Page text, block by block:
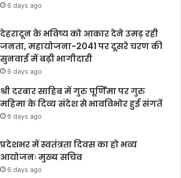
6 days ago
देहरादून के भविष्य को आकार देने उमड़ रही
जनता, महायोजना-2041 पर दूसरे चरण की
सुनवाई में बढ़ी भागीदारी
6 days ago
श्री दरबार साहिब में गुरु पूर्णिमा पर गुरु
महिमा के दिव्य संदेश से भावविभोर हुई संगतें
6 days ago
प्रदेशभर में स्वतंत्रता दिवस का हो भव्य
आयोजनः मुख्य सचिव
6 days ago